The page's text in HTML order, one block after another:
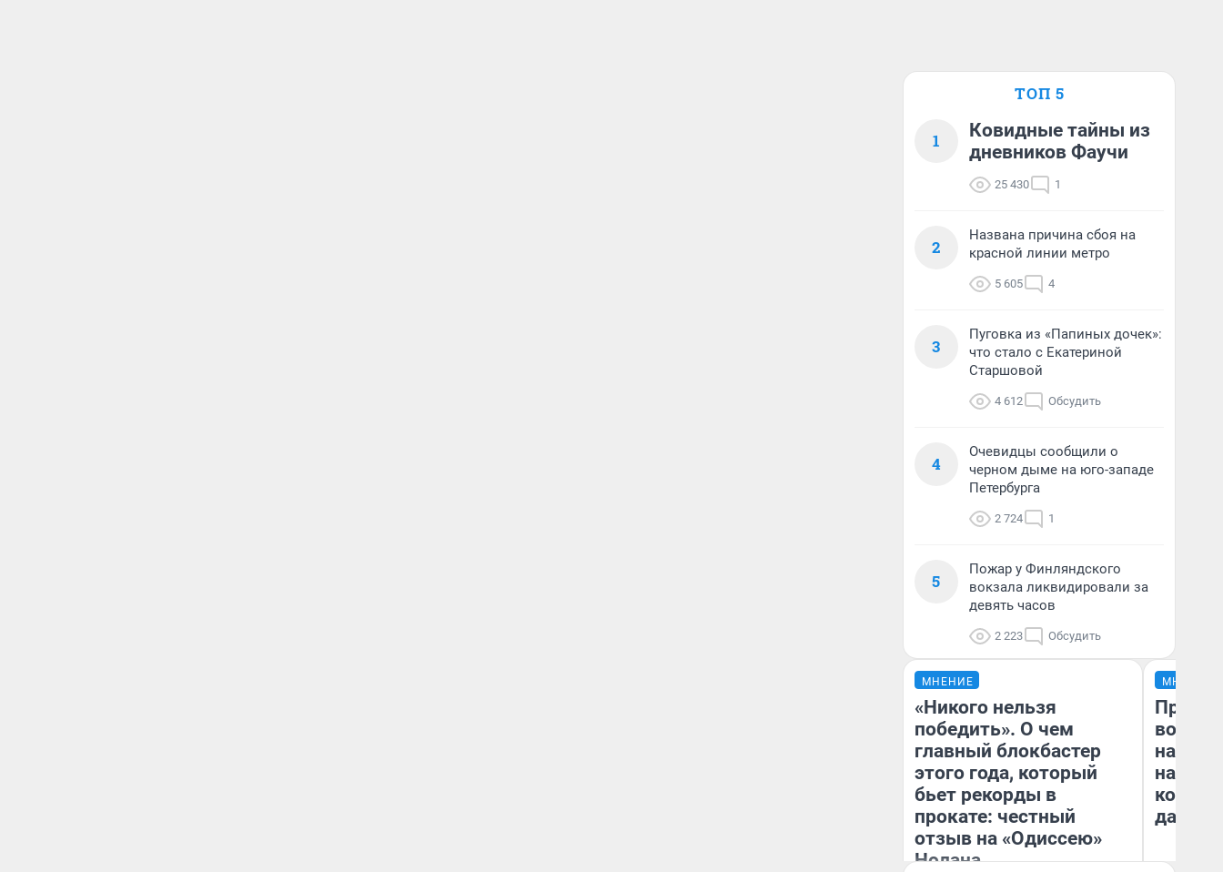
ТОП 5
1
Ковидные тайны из
дневников Фаучи
25 430 1
2
Названа причина сбоя на
красной линии метро
5 605 4
3
Пуговка из «Папиных дочек»:
что стало с Екатериной
Старшовой
4 612 Обсудить
4
Очевидцы сообщили о
черном дыме на юго-западе
Петербурга
2 724 1
5
Пожар у Финляндского
вокзала ликвидировали за
девять часов
2 223 Обсудить
МНЕНИЕ
«Никого нельзя
победить». О чем
главный блокбастер
этого года, который
бьет рекорды в
прокате: честный
отзыв на «Одиссею»
Нолана
МНЕНИЕ
нам
даже